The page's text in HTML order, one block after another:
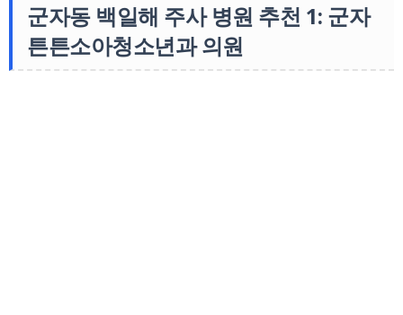
군자동 백일해 주사 병원 추천 1: 군자
튼튼소아청소년과 의원